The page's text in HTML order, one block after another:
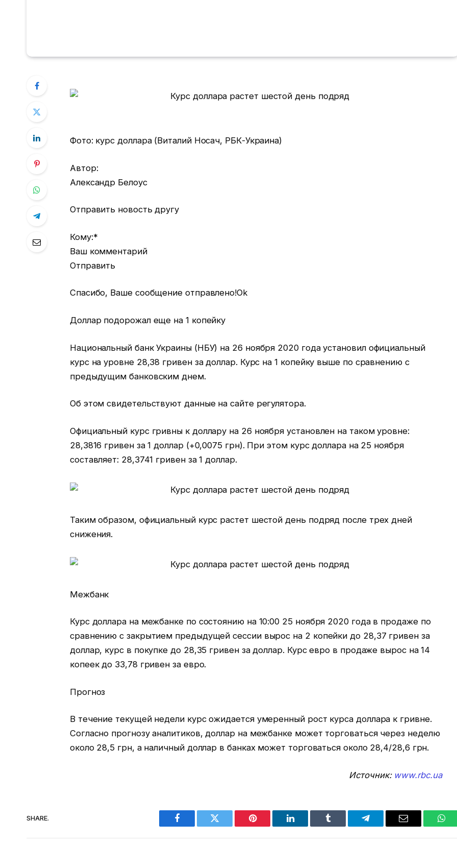
Фото: курс доллара (Виталий Носач, РБК-Украина)
Автор:
Александр Белоус
Отправить новость другу
Кому:*
Ваш комментарий
Отправить
Спасибо, Ваше сообщение отправлено!Ok
Доллар подорожал еще на 1 копейку
Национальный банк Украины (НБУ) на 26 ноября 2020 года установил официальный
курс на уровне 28,38 гривен за доллар. Курс на 1 копейку выше по сравнению с
предыдущим банковским днем.
Об этом свидетельствуют данные на сайте регулятора.
Официальный курс гривны к доллару на 26 ноября установлен на таком уровне:
28,3816 гривен за 1 доллар (+0,0075 грн). При этом курс доллара на 25 ноября
составляет: 28,3741 гривен за 1 доллар.
Таким образом, официальный курс растет шестой день подряд после трех дней
снижения.
Межбанк
Курс доллара на межбанке по состоянию на 10:00 25 ноября 2020 года в продаже по
сравнению с закрытием предыдущей сессии вырос на 2 копейки до 28,37 гривен за
доллар, курс в покупке до 28,35 гривен за доллар. Курс евро в продаже вырос на 14
копеек до 33,78 гривен за евро.
Прогноз
В течение текущей недели курс ожидается умеренный рост курса доллара к гривне.
Согласно прогнозу аналитиков, доллар на межбанке может торговаться через неделю
около 28,5 грн, а наличный доллар в банках может торговаться около 28,4/28,6 грн.
Источник: www.rbc.ua
SHARE.
Facebook Twitter Pinterest LinkedIn Tumblr Telegram Email